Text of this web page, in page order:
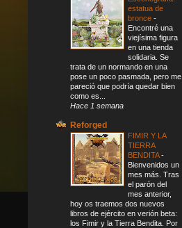
estatua de
bronce -
Encontré una
viejísima figura
en una tienda
solidaria. Se
trata de un normando en una
pose un poco pasmada, pero me
pareció que podría quedar bien
como es...
Hace 1 semana
Reforged
FIMIR Y LA
TIERRA
BENDITA-
Bienvenidos un
mes más. Tras
el parón del
mes anterior,
hoy os traemos dos nuevos
libros de ejército en verión beta:
los Fimir y la Tierra Bendita. Por